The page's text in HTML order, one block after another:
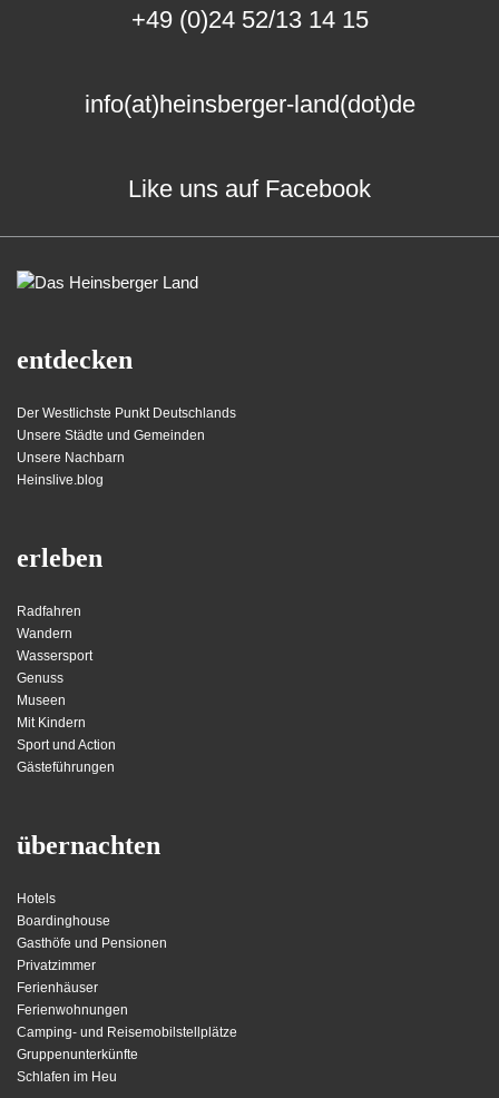
+49 (0)24 52/13 14 15
info(at)heinsberger-land(dot)de
Like uns auf Facebook
entdecken
Der Westlichste Punkt Deutschlands
Unsere Städte und Gemeinden
Unsere Nachbarn
Heinslive.blog
erleben
Radfahren
Wandern
Wassersport
Genuss
Museen
Mit Kindern
Sport und Action
Gästeführungen
übernachten
Hotels
Boardinghouse
Gasthöfe und Pensionen
Privatzimmer
Ferienhäuser
Ferienwohnungen
Camping- und Reisemobilstellplätze
Gruppenunterkünfte
Schlafen im Heu